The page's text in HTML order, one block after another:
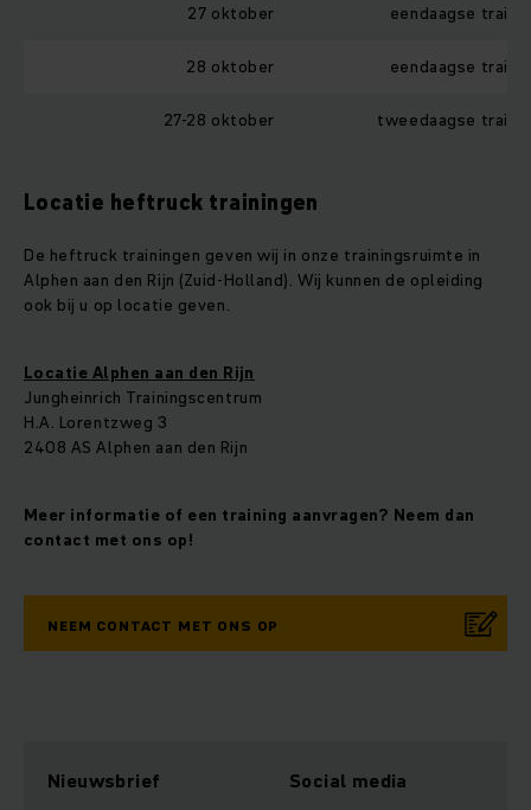
27 oktober eendaagse
28 oktober eendaagse
27-28 oktober tweedaagse
Locatie heftruck trainingen
De heftruck trainingen geven wij in onze trainingsruimte in
Alphen aan den Rijn (Zuid-Holland). Wij kunnen de opleiding
ook bij u op locatie geven.
Locatie Alphen aan den Rijn
Jungheinrich Trainingscentrum
H.A. Lorentzweg 3
2408 AS Alphen aan den Rijn
Meer informatie of een training aanvragen? Neem dan
contact met ons op!
NEEM CONTACT MET ONS OP
Nieuwsbrief Social media